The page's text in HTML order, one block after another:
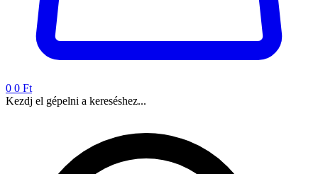
0 0 Ft
Kezdj el gépelni a kereséshez...